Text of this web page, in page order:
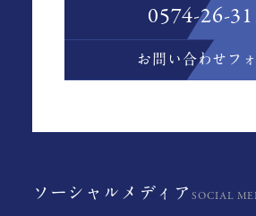
0574-26-
お問い合わせフ
ソーシャルメディア